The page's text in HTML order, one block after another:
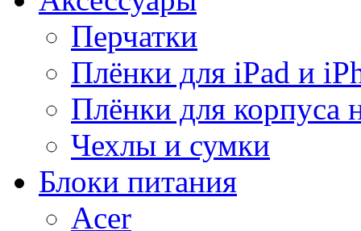
Перчатки
Плёнки для iPad и
Плёнки для корпуса
Чехлы и сумки
Блоки питания
Acer